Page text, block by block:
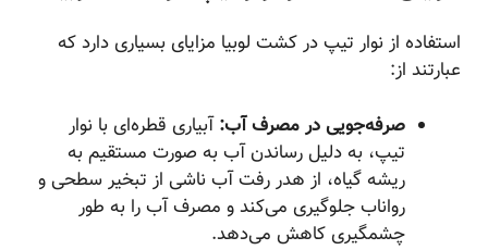
استفاده از نوار تیپ در کشت لوبیا مزایای بسیاری دارد که
عبارتند از:
صرفه‌جویی در مصرف آب:آبیاری قطره‌ای با نوار
تیپ، به دلیل رساندن آب به صورت مستقیم به
ریشه گیاه، از هدر رفت آب ناشی از تبخیر سطحی و
رواناب جلوگیری می‌کند و مصرف آب را به طور
چشمگیری کاهش می‌دهد.